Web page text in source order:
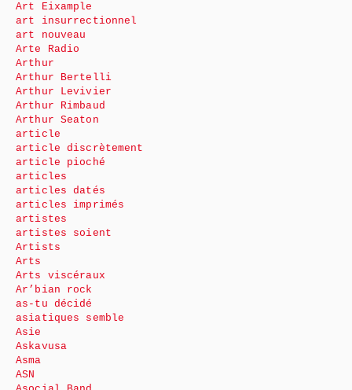
Art Eixample
art insurrectionnel
art nouveau
Arte Radio
Arthur
Arthur Bertelli
Arthur Levivier
Arthur Rimbaud
Arthur Seaton
article
article discrètement
article pioché
articles
articles datés
articles imprimés
artistes
artistes soient
Artists
Arts
Arts viscéraux
Ar’bian rock
as-tu décidé
asiatiques semble
Asie
Askavusa
Asma
ASN